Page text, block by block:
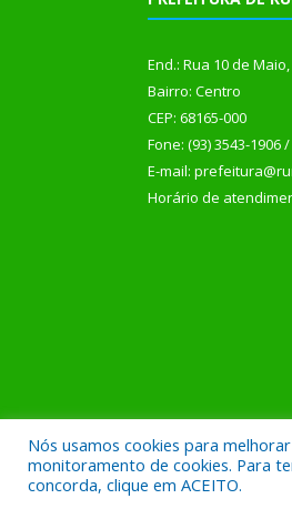
End.: Rua 10 de Maio,
Bairro: Centro
CEP: 68165-000
Fone: (93) 3543-1906
E-mail:
Horário de
Todos os direitos
Nós usamos cookies para
monitoramento de cookies. Para
concorda, clique em ACEITO.